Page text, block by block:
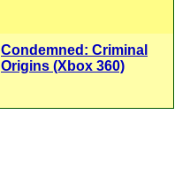
Condemned: Criminal
Origins (Xbox 360)